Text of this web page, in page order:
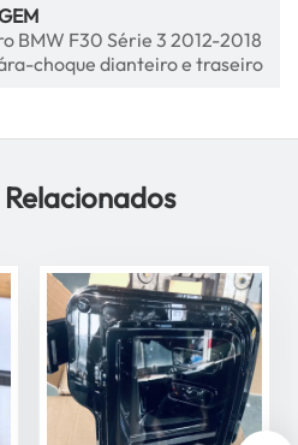
BMW F30 Série 3 2012-2018
choque dianteiro e traseiro